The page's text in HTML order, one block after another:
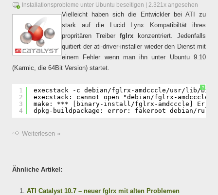
Installationsprobleme unter Ubuntu beseitigen | 2.321x angesehen
Vielleicht haben sich die Entwickler bei ATI zu
stark auf die Lucid Lynx Kompatibiltät ihres
propritären Treiber fglrx konzentriert. Jedenfalls
quitiert der ati-driver-installer wieder den Dienst mit
einem Fehler wenn man ihn unter Ubuntu 9.10
(Karmic, die 64Bit Version) startet.
?
1
2
3
4
execstack -c debian/fglrx-amdcccle/usr/lib/bin/
execstack: cannot open "debian/fglrx-
make: *** [binary-install/fglrx-amdcccle] Error
dpkg-buildpackage: error: fakeroot debian/
Weiterlesen »
Ähnliche Artikel:
ATI Catalyst 10.7 – neuer fglrx mit alten Problemen